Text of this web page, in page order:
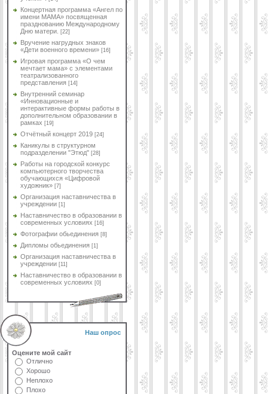
Концертная программа «Ангел по
имени МАМА» посвященная
празднованию Международному
Дню матери.
[22]
Вручение нагрудных знаков
«Дети военного времени» [16]
Игровая программа «О чем
мечтает мама» с элементами
театрализованного
представления [14]
Внутренний семинар
«Инновационные и
интерактивные формы работы в
дополнительном образовании в
рамках [19]
Отчётный концерт 2019 [24]
Каникулы в структурном
подразделении "Этюд" [28]
Работы на городской конкурс
компьютерного творчества
обучающихся «Цифровой
художник» [7]
Организация наставничества в
учреждении [1]
Наставничество в образовании в
современных условиях [16]
Фотографии обьединения [8]
Дипломы обьединения [1]
Организация наставничества в
учреждении [11]
Наставничество в образовании в
современных условиях [0]
Наш опрос
Оцените мой сайт
Отлично
Хорошо
Неплохо
Плохо